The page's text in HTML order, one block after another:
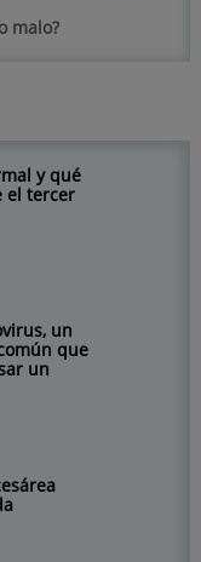
malo?
y qué
el tercer
un
que
un